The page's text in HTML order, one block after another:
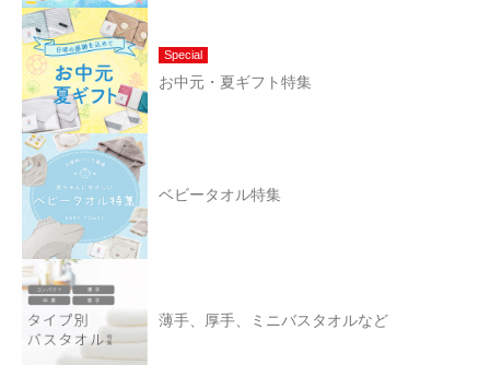
Special
お中元・夏ギフト特集
ベビータオル特集
薄手、厚手、ミニバスタオルなど